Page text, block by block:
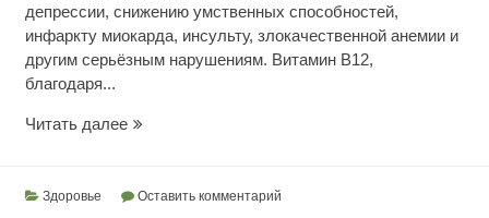
депрессии, снижению умственных способностей,
инфаркту миокарда, инсульту, злокачественной анемии и
другим серьёзным нарушениям. Витамин В12,
благодаря...
Читать далееВсё
B12
Здоровье Оставить комментарий